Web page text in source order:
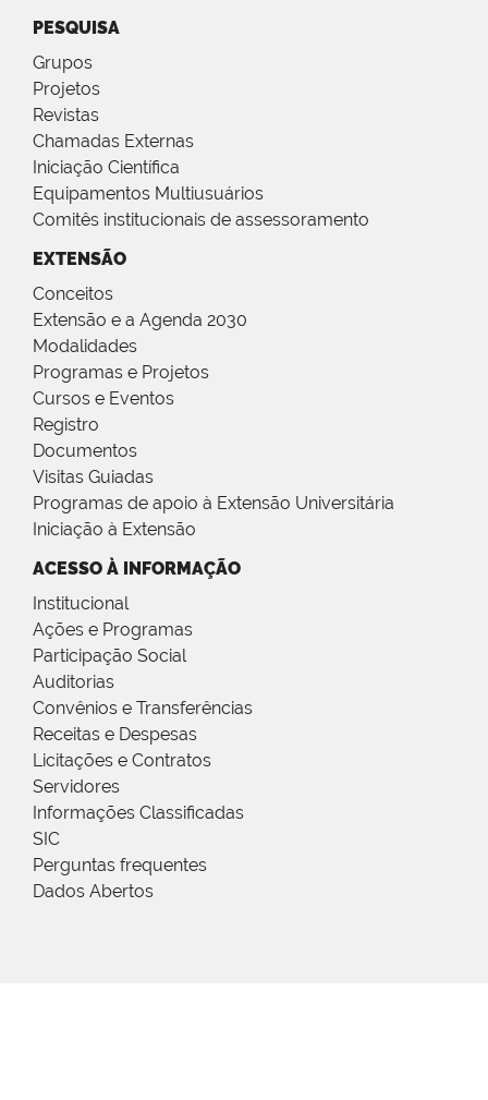
PESQUISA
Grupos
Projetos
Revistas
Chamadas Externas
Iniciação Científica
Equipamentos Multiusuários
Comitês institucionais de assessoramento
EXTENSÃO
Conceitos
Extensão e a Agenda 2030
Modalidades
Programas e Projetos
Cursos e Eventos
Registro
Documentos
Visitas Guiadas
Programas de apoio à Extensão Universitária
Iniciação à Extensão
ACESSO À INFORMAÇÃO
Institucional
Ações e Programas
Participação Social
Auditorias
Convênios e Transferências
Receitas e Despesas
Licitações e Contratos
Servidores
Informações Classificadas
SIC
Perguntas frequentes
Dados Abertos